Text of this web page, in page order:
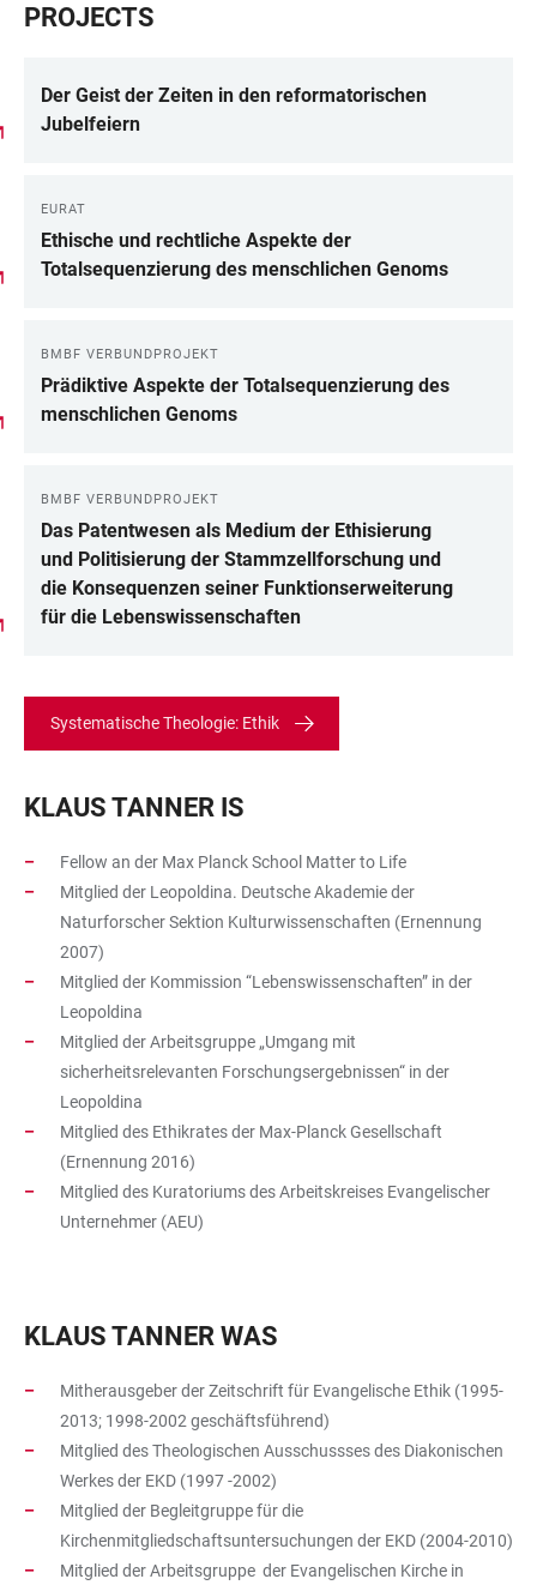
PROJECTS
Der Geist der Zeiten in den reformatorischen
Jubelfeiern
EURAT
Ethische und rechtliche Aspekte der
Totalsequenzierung des menschlichen Genoms
BMBF VERBUNDPROJEKT
Prädiktive Aspekte der Totalsequenzierung des
menschlichen Genoms
BMBF VERBUNDPROJEKT
Das Patentwesen als Medium der Ethisierung
und Politisierung der Stammzellforschung und
die Konsequenzen seiner Funktionserweiterung
für die Lebenswissenschaften
Systematische Theologie: Ethik
KLAUS TANNER IS
Fellow an der Max Planck School Matter to Life
Mitglied der Leopoldina. Deutsche Akademie der
Naturforscher Sektion Kulturwissenschaften (Ernennung
2007)
Mitglied der Kommission “Lebenswissenschaften” in der
Leopoldina
Mitglied der Arbeitsgruppe „Umgang mit
sicherheitsrelevanten Forschungsergebnissen“ in der
Leopoldina
Mitglied des Ethikrates der Max-Planck Gesellschaft
(Ernennung 2016)
Mitglied des Kuratoriums des Arbeitskreises Evangelischer
Unternehmer (AEU)
KLAUS TANNER WAS
Mitherausgeber der Zeitschrift für Evangelische Ethik (1995-
2013; 1998-2002 geschäftsführend)
Mitglied des Theologischen Ausschussses des Diakonischen
Werkes der EKD (1997 -2002)
Mitglied der Begleitgruppe für die
Kirchenmitgliedschaftsuntersuchungen der EKD (2004-2010)
Mitglied der Arbeitsgruppe der Evangelischen Kirche in